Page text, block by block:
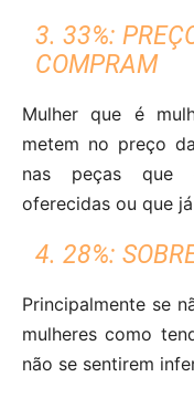
3. 33%:
COMPRAM
Mulher que é
metem no preço
nas peças que
oferecidas ou que
4. 28%:
Principalmente se
mulheres como
não se sentirem